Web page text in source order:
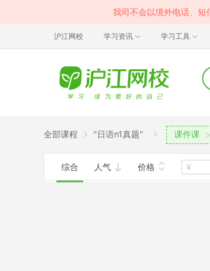
我司不会以境外电话、短
沪江网校 学习资讯 学习工具
全部课程 "日语n1真题" 课件课
综合 人气 价格